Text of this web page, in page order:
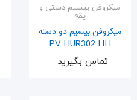
میکروفن بیسیم دستی و
یقه
میکروفن بیسیم دو دسته
PV HUR302 HH
تماس بگیرید
اضافه به سبد